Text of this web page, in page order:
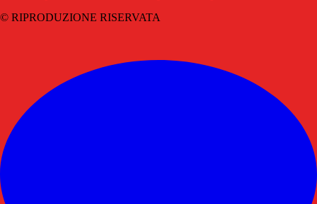
© RIPRODUZIONE RISERVATA